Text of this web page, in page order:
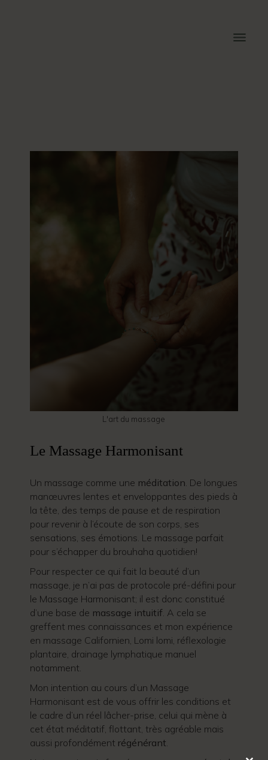
L'art du massage
Le Massage Harmonisant
Un massage comme une méditation . De longues
manœuvres lentes et enveloppantes des pieds à
la tête, des temps de pause et de respiration
pour revenir à l’écoute de son corps, ses
sensations, ses émotions. Le massage parfait
pour s’échapper du brouhaha quotidien!
Pour respecter ce qui fait la beauté d’un
massage, je n’ai pas de protocole pré-défini pour
le Massage Harmonisant; il est donc constitué
d’une base de massage intuitif . A cela se
greffent mes connaissances et mon expérience
en massage Californien, Lomi lomi, réflexologie
plantaire, drainage lymphatique manuel
notamment.
Mon intention au cours d’un Massage
Harmonisant est de vous offrir les conditions et
le cadre d’un réel lâcher-prise, celui qui mène à
cet état méditatif, flottant, très agréable mais
aussi profondément régénérant